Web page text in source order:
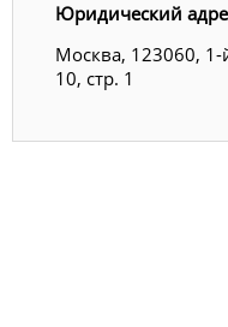
Юридический
Москва, 123060,
10, стр. 1